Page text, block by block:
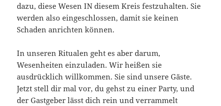
dazu, diese Wesen IN diesem Kreis festzuhalten. Sie
werden also eingeschlossen, damit sie keinen
Schaden anrichten können.
In unseren Ritualen geht es aber darum,
Wesenheiten einzuladen. Wir heißen sie
ausdrücklich willkommen. Sie sind unsere Gäste.
Jetzt stell dir mal vor, du gehst zu einer Party, und
der Gastgeber lässt dich rein und verrammelt